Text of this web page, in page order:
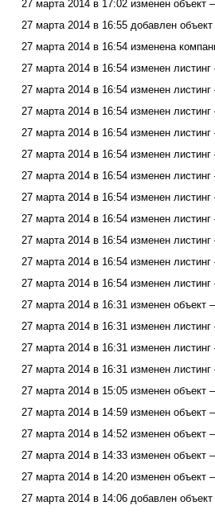
27 марта 2014 в 17:02 изменен объект
27 марта 2014 в 16:55 добавлен
27 марта 2014 в 16:54 изменена
27 марта 2014 в 16:54 изменен
27 марта 2014 в 16:54 изменен
27 марта 2014 в 16:54 изменен
27 марта 2014 в 16:54 изменен
27 марта 2014 в 16:54 изменен
27 марта 2014 в 16:54 изменен
27 марта 2014 в 16:54 изменен
27 марта 2014 в 16:54 изменен
27 марта 2014 в 16:54 изменен
27 марта 2014 в 16:54 изменен
27 марта 2014 в 16:54 изменен
27 марта 2014 в 16:31 изменен объект
27 марта 2014 в 16:31 изменен
27 марта 2014 в 16:31 изменен
27 марта 2014 в 16:31 изменен
27 марта 2014 в 15:05 изменен объект
27 марта 2014 в 14:59 изменен объект
27 марта 2014 в 14:52 изменен объект
27 марта 2014 в 14:33 изменен объект
27 марта 2014 в 14:20 изменен объект
27 марта 2014 в 14:06 добавлен